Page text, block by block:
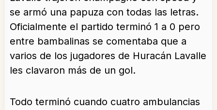
se armó una papuza con todas las letras.
Oficialmente el partido terminó 1 a 0 pero
entre bambalinas se comentaba que a
varios de los jugadores de Huracán Lavalle
les clavaron más de un gol.
Todo terminó cuando cuatro ambulancias